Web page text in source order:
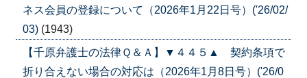
ネス会員の登録について（2026年1月22日号）('26/02/
03) (1943)
【千原弁護士の法律Ｑ＆Ａ】▼４４５▲ 契約条項で
折り合えない場合の対応は（2026年1月8日号）('26/0